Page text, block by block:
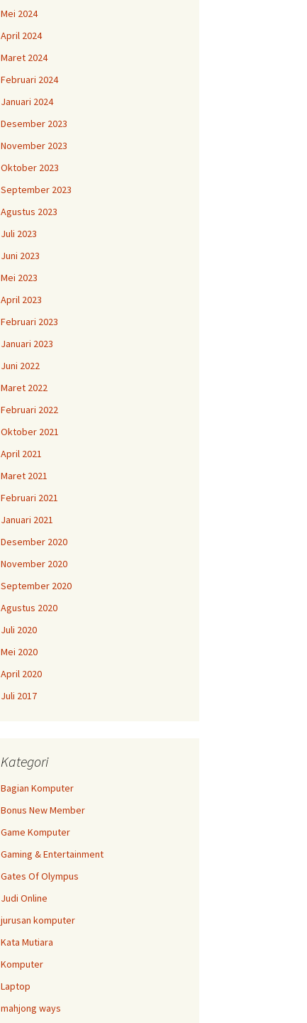
Mei 2024
April 2024
Maret 2024
Februari 2024
Januari 2024
Desember 2023
November 2023
Oktober 2023
September 2023
Agustus 2023
Juli 2023
Juni 2023
Mei 2023
April 2023
Februari 2023
Januari 2023
Juni 2022
Maret 2022
Februari 2022
Oktober 2021
April 2021
Maret 2021
Februari 2021
Januari 2021
Desember 2020
November 2020
September 2020
Agustus 2020
Juli 2020
Mei 2020
April 2020
Juli 2017
Kategori
Bagian Komputer
Bonus New Member
Game Komputer
Gaming & Entertainment
Gates Of Olympus
Judi Online
jurusan komputer
Kata Mutiara
Komputer
Laptop
mahjong ways